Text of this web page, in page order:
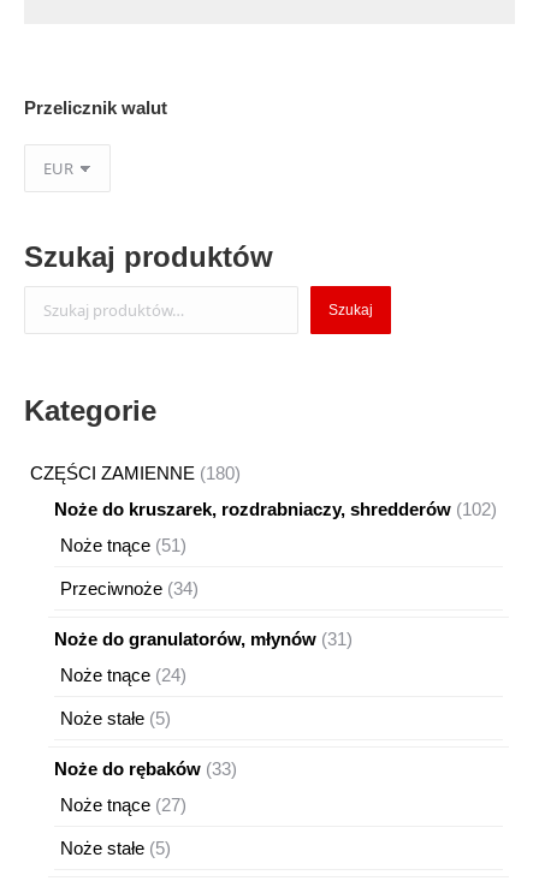
Przelicznik walut
Szukaj produktów
Szukaj
Kategorie
CZĘŚCI ZAMIENNE 180180
produktów
Noże do kruszarek, rozdrabniaczy, shredderów 102102
Noże tnące 5151
Przeciwnoże 3434
Noże do granulatorów, młynów 3131
Noże tnące 2424
Noże stałe 55
Noże do rębaków 3333
Noże tnące 2727
Noże stałe 55